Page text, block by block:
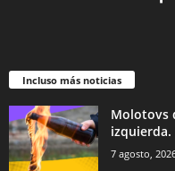
Incluso más noticias
Molotovs
izquierda.
7 agosto,